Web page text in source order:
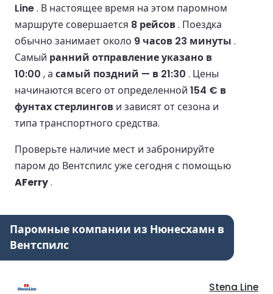
Line. В настоящее время на этом паромном
маршруте совершается 8 рейсов. Поездка
обычно занимает около 9 часов 23 минуты .
Самый ранний отправление указано в
10:00 , а самый поздний — в 21:30 . Цены
начинаются всего от определенной 154 € в
фунтах стерлингов и зависят от сезона и
типа транспортного средства.
Проверьте наличие мест и забронируйте
паром до Вентспилс уже сегодня с помощью
AFerry.
Паромные компании из Нюнесхамн в
Вентспилс
Stena Line